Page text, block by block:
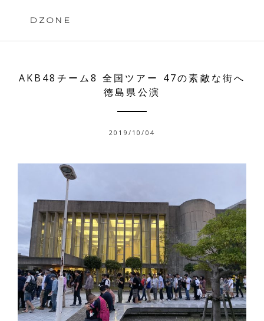
DZONE
AKB48チーム8 全国ツアー 47の素敵な街へ
徳島県公演
2019/10/04